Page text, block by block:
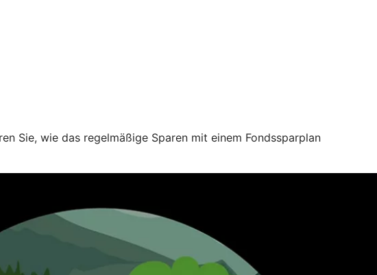
Sie, wie das regelmäßige Sparen mit einem Fondssparplan